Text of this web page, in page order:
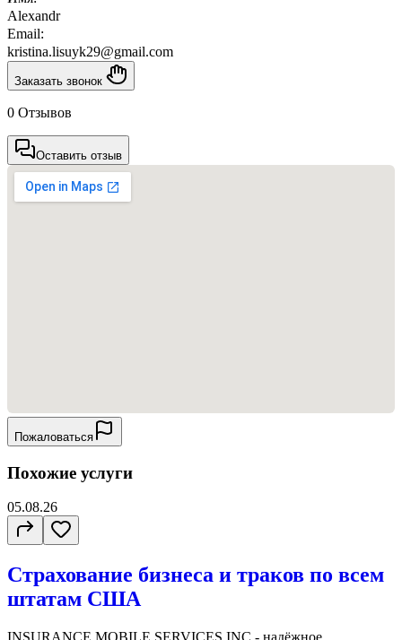
Alexandr
Email:
kristina.lisuyk29@gmail.com
Заказать звонок
0 Отзывов
Оставить отзыв
Пожаловаться
Похожие услуги
05.08.26
Страхование бизнеса и траков по всем
штатам США